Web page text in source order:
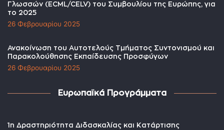
Γλωσσών (ECML/CELV) του Συμβουλίου της Ευρώπης, για
το 2025
26 Φεβρουαρίου 2025
Ανακοίνωση του Αυτοτελούς Τμήματος Συντονισμού και
Παρακολούθησης Εκπαίδευσης Προσφύγων
26 Φεβρουαρίου 2025
Ευρωπαϊκά Προγράμματα
1η Δραστηριότητα Διδασκαλίας και Κατάρτισης